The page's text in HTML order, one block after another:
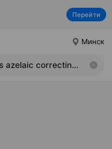
Перейти
Минск